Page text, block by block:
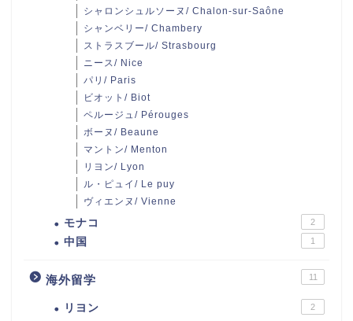
シャロンシュルソーヌ/ Chalon-sur-Saône
シャンベリー/ Chambery
ストラスブール/ Strasbourg
ニース/ Nice
パリ/ Paris
ビオット/ Biot
ペルージュ/ Pérouges
ボーヌ/ Beaune
マントン/ Menton
リヨン/ Lyon
ル・ピュイ/ Le puy
ヴィエンヌ/ Vienne
モナコ 2
中国 1
海外留学 11
リヨン 2